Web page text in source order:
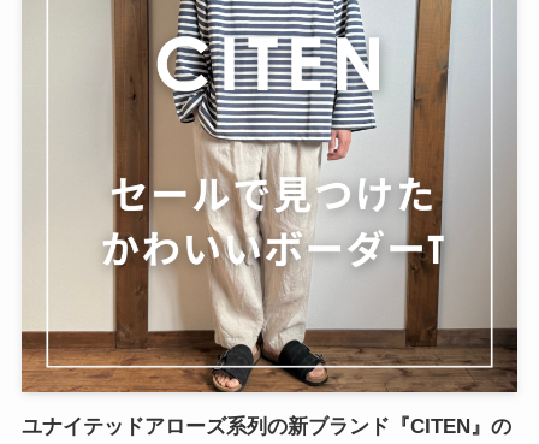
ユナイテッドアローズ系列の新ブランド『CITEN』の